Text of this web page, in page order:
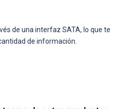
de una interfaz SATA, lo que te
de información.